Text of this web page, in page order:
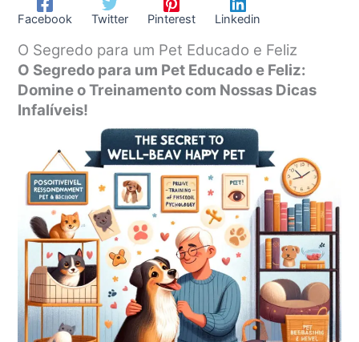
Facebook Twitter Pinterest Linkedin
O Segredo para um Pet Educado e Feliz
O Segredo para um Pet Educado e Feliz:
Domine o Treinamento com Nossas Dicas
Infalíveis!